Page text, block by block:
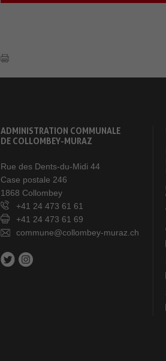
ADMINISTRATION COMMUNALE
DE COLLOMBEY-MURAZ
Rue des Dents-du-Midi 44
Case postale 246
1868 Collombey
+41 24 473 61 61
+41 24 473 61 69
commune@collombey-muraz.ch